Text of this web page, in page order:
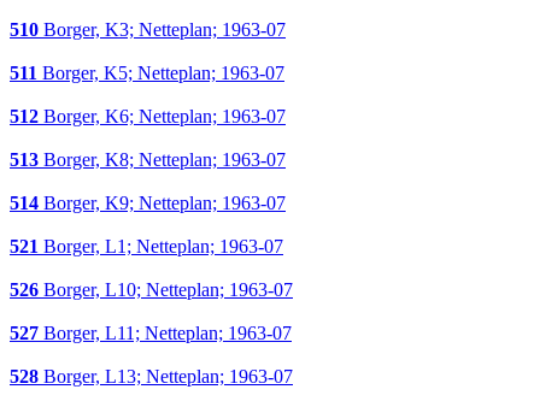
510 Borger, K3; Netteplan; 1963-07
511 Borger, K5; Netteplan; 1963-07
512 Borger, K6; Netteplan; 1963-07
513 Borger, K8; Netteplan; 1963-07
514 Borger, K9; Netteplan; 1963-07
521 Borger, L1; Netteplan; 1963-07
526 Borger, L10; Netteplan; 1963-07
527 Borger, L11; Netteplan; 1963-07
528 Borger, L13; Netteplan; 1963-07